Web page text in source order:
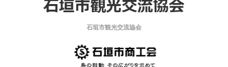
石垣市観光交流協会